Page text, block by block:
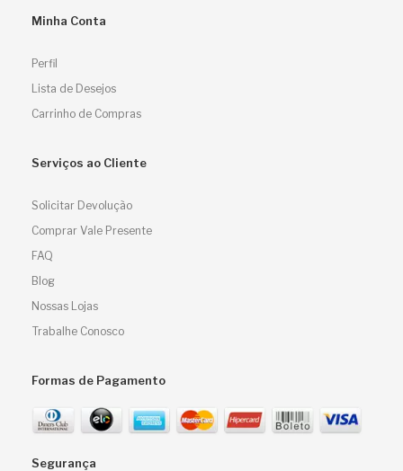
Minha Conta
Perfil
Lista de Desejos
Carrinho de Compras
Serviços ao Cliente
Solicitar Devolução
Comprar Vale Presente
FAQ
Blog
Nossas Lojas
Trabalhe Conosco
Formas de Pagamento
Segurança